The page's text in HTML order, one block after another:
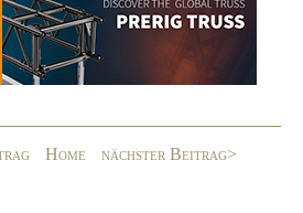
Home nächster Beitrag>